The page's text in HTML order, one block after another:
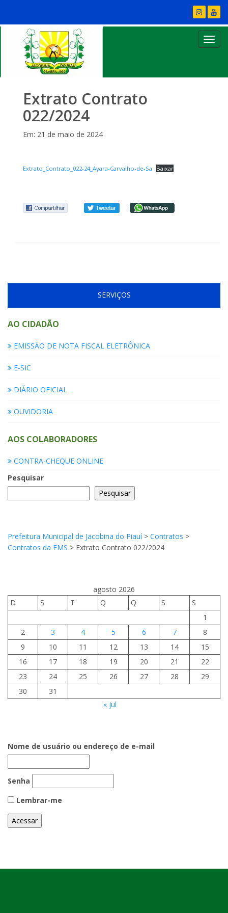
Extrato Contrato
022/2024
Em: 21 de maio de 2024
Extrato_Contrato_022-24_Ayara-Carvalho-de-Sa Baixar
SERVIÇOS
AO CIDADÃO
EMISSÃO DE NOTA FISCAL ELETRÔNICA
E-SIC
DIÁRIO OFICIAL
OUVIDORIA
AOS COLABORADORES
CONTRA-CHEQUE ONLINE
Pesquisar
Pesquisar
Prefeitura Municipal de Jacobina do Piauí> Contratos >
Contratos da FMS > Extrato Contrato 022/2024
agosto 2026
D
S T Q Q S
S
1
2
3 4 5 6 7
8
9
10 11 12 13 14
15
16
17 18 19 20 21
22
23
24 25 26 27 28
29
30
31
« jul
Nome de usuário ou endereço de e-mail
Senha
Lembrar-me